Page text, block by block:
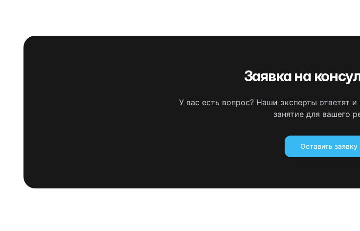
Заявка на
У вас есть вопрос? Наши эксперты ответят
занятие для вашего
Оставить заявку